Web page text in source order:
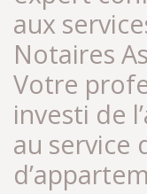
aux
Notaires
Votre
investi de
au service